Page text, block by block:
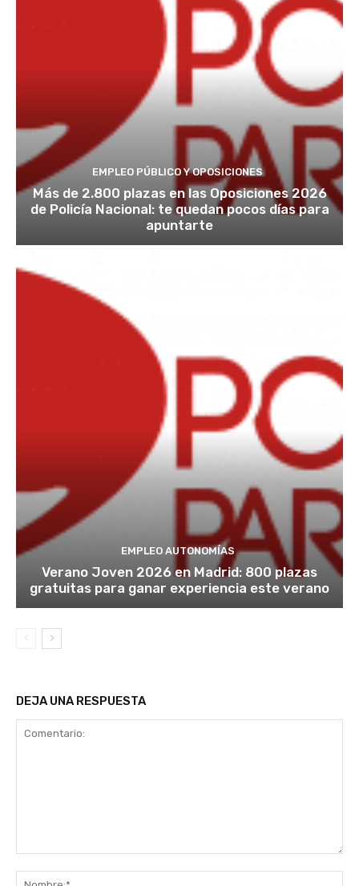
EMPLEO PÚBLICO Y OPOSICIONES
Más de 2.800 plazas en las Oposiciones 2026
de Policía Nacional: te quedan pocos días para
apuntarte
EMPLEO AUTONOMÍAS
Verano Joven 2026 en Madrid: 800 plazas
gratuitas para ganar experiencia este verano
DEJA UNA RESPUESTA